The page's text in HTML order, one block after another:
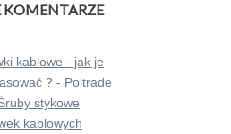
KOMENTARZE
kablowe - jak je
? - Poltrade
stykowe
kablowych